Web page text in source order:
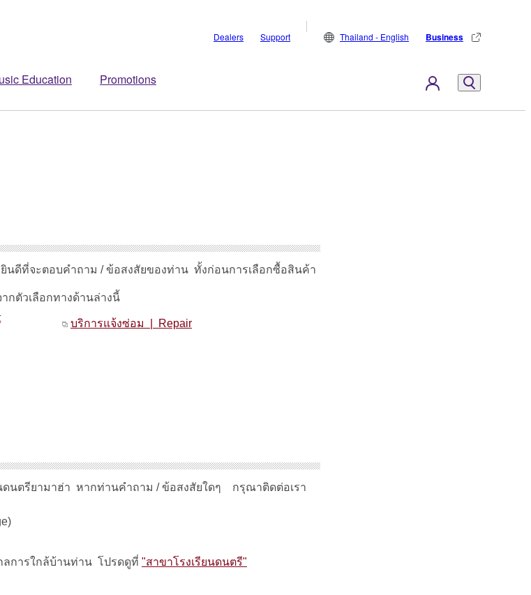
Education Promotions
Dealers Support Thailand - English Business
ดีที่จะตอบคำถาม / ข้อสงสัยของท่าน ทั้งก่อนการเลือกซื้อสินค้า
กตัวเลือกทางด้านล่างนี้
บริการแจ้งซ่อม | Repair
ดนตรียามาฮ่า หากท่านคำถาม / ข้อสงสัยใดๆ กรุณาติดต่อเรา
ลการใกล้บ้านท่าน โปรดดูที่ "สาขาโรงเรียนดนตรี"